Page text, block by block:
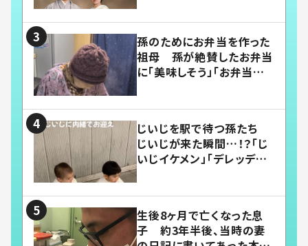
孫のためにお弁当を作った
祖母 孫が絶賛したお弁当
に「美味しそう」「お弁当すご
じいじを駅で待つ孫たち
じいじが来た瞬間…！？「じ
いじイケメン」「デレッデレ」
生後8ヶ月で亡くなった息
子 約3年半後、当時の妻